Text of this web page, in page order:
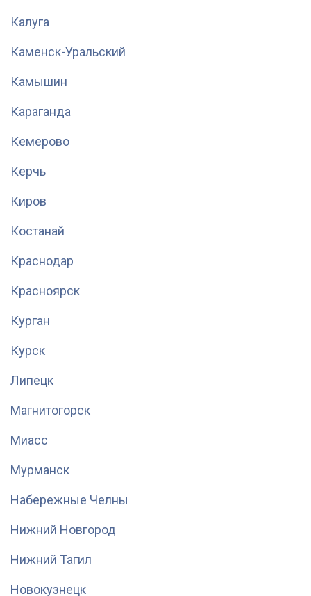
Калуга
Каменск-Уральский
Камышин
Караганда
Кемерово
Керчь
Киров
Костанай
Краснодар
Красноярск
Курган
Курск
Липецк
Магнитогорск
Миасс
Мурманск
Набережные Челны
Нижний Новгород
Нижний Тагил
Новокузнецк